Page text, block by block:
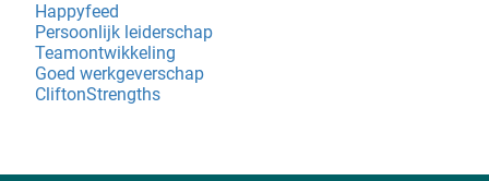
Happyfeed
Persoonlijk leiderschap
Teamontwikkeling
Goed werkgeverschap
CliftonStrengths